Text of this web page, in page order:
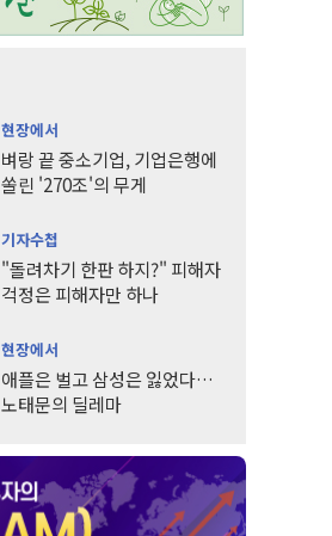
현장에서
벼랑 끝 중소기업, 기업은행에
쏠린 '270조'의 무게
기자수첩
"돌려차기 한판 하지?" 피해자
걱정은 피해자만 하나
현장에서
애플은 벌고 삼성은 잃었다…
노태문의 딜레마